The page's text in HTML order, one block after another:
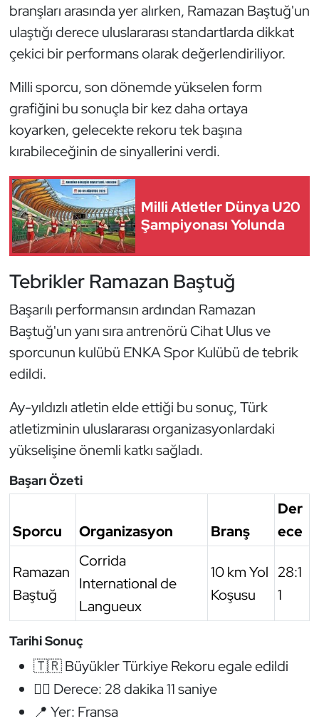
branşları arasında yer alırken, Ramazan Baştuğ'un
ulaştığı derece uluslararası standartlarda dikkat
çekici bir performans olarak değerlendiriliyor.
Milli sporcu, son dönemde yükselen form
grafiğini bu sonuçla bir kez daha ortaya
koyarken, gelecekte rekoru tek başına
kırabileceğinin de sinyallerini verdi.
Milli Atletler Dünya U20
Şampiyonası Yolunda
Tebrikler Ramazan Baştuğ
Başarılı performansın ardından Ramazan
Baştuğ'un yanı sıra antrenörü Cihat Ulus ve
sporcunun kulübü ENKA Spor Kulübü de tebrik
edildi.
Ay-yıldızlı atletin elde ettiği bu sonuç, Türk
atletizminin uluslararası organizasyonlardaki
yükselişine önemli katkı sağladı.
Başarı Özeti
Sporcu Organizasyon Branş
Der
ece
Ramazan
Baştuğ
Corrida
International de
Langueux
10 km Yol
Koşusu
28:1
1
Tarihi Sonuç
🇹🇷 Büyükler Türkiye Rekoru egale edildi
🏃‍♂️ Derece: 28 dakika 11 saniye
📍 Yer: Fransa
Karate
Kayak
Kempo
Kick Boks
Masa Tenisi
Modern Pentatlon
Motor Sporları
Muay Thai
Okçuluk
Oryantiring
Özel Sporcular
Paralimpik
Ragbi
Satranç
Su Topu
Sualtı Sporları
Tekvando
Tenis